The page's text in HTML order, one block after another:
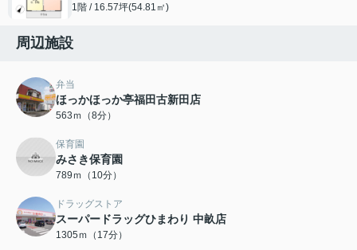
1階 / 16.57坪(54.81㎡)
周辺施設
弁当
ほっかほっか亭福田古新田店
563ｍ（8分）
保育園
みさき保育園
789ｍ（10分）
ドラッグストア
スーパードラッグひまわり 中畝店
1305ｍ（17分）